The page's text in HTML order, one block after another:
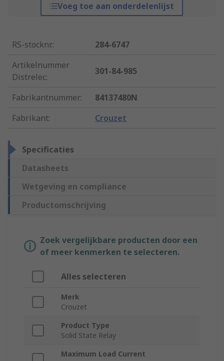
Voeg toe aan onderdelenlijst
RS-stocknr.:
284-6747
Artikelnummer
Distrelec:
301-84-985
Fabrikantnummer:
84137480N
Fabrikant: Crouzet
Specificaties
Datasheets
Wetgeving en compliance
Productomschrijving
Zoek vergelijkbare producten door een
of meer kenmerken te selecteren.
Alles selecteren
Merk
Crouzet
Product Type
Solid State Relay
Maximum Load Current